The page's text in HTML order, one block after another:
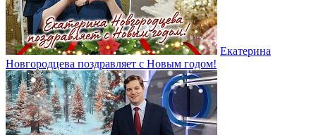
Екатерина
Новгородцева поздравляет с Новым годом!